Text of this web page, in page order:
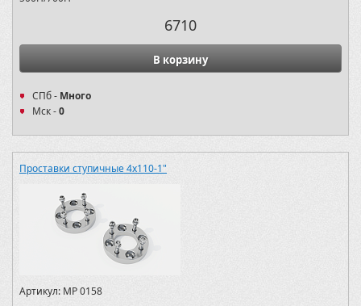
6710
В корзину
СПб - Много
Мск -0
Проставки ступичные 4х110-1"
Артикул: MP 0158